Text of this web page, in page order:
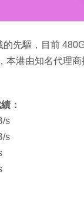
先驅，目前
本港由知名代理
：
s
s